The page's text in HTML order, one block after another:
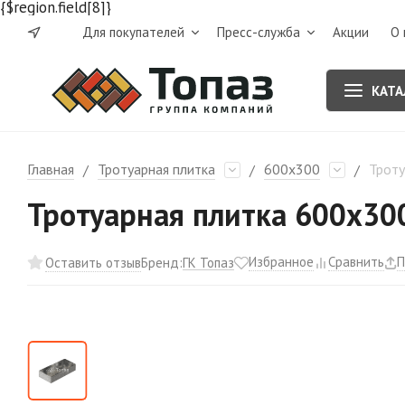
{$region.field[8]}
Для покупателей Пресс-служба Акции О
Главная / Тротуарная плитка / 600х300 /
Тротуарная плитка
Оставить отзывБренд:ГК Топаз Избранное Сравнить